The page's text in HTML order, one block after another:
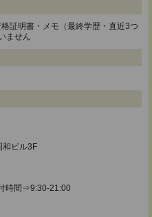
証明書・メモ（最終学歴・直近3つ
ません
ビル3F
時間⇒9:30-21:00